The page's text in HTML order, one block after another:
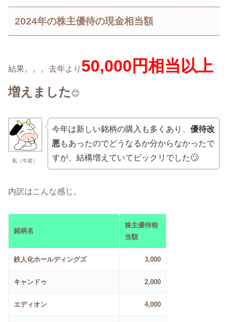
2024年の株主優待の現金相当額
結果。。。去年より 50,000円相当以上
増えました 😊
私（牛君）
今年は新しい銘柄の購入も多くあり、 優待改
悪もあったのでどうなるか分からなかったで
すが、結構増えていてビックリでした🙄
内訳はこんな感じ。
銘柄名
株主優待相
当額
鉄人化ホールディングズ 3,000
キャンドゥ 2,000
エディオン 4,000